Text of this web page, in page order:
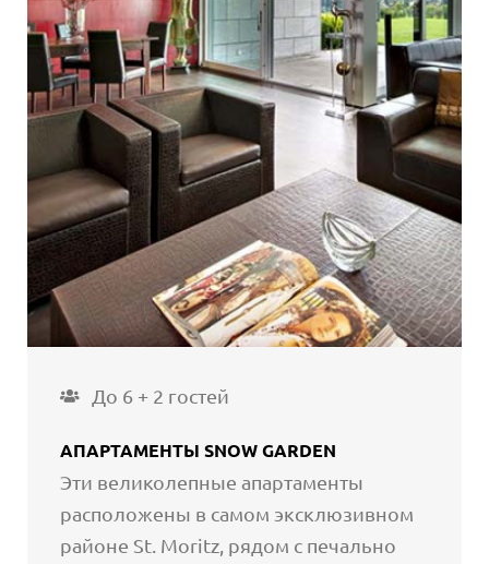
До 6 + 2 гостей
АПАРТАМЕНТЫ SNOW GARDEN
Эти великолепные апартаменты
расположены в самом эксклюзивном
районе St. Moritz, рядом с печально